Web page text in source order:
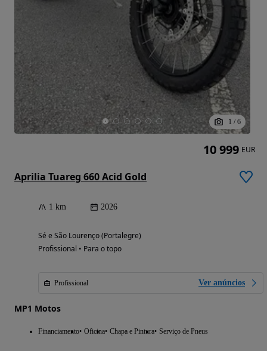
1 / 6
Aprilia Tuareg 660 Acid Gold
1 km 2026
Sé e São Lourenço (Portalegre)
Profissional • Para o topo
Profissional Ver anúncios
MP1 Motos
Financiamento Oficina Chapa e Pintura Serviço de Pneus
10 999 EUR